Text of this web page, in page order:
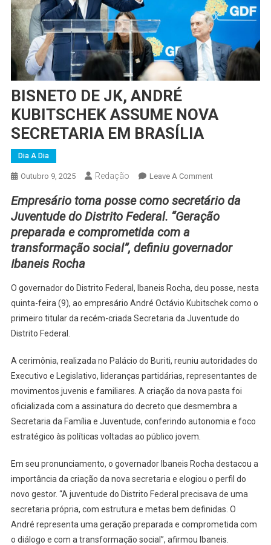
BISNETO DE JK, ANDRÉ
KUBITSCHEK ASSUME NOVA
SECRETARIA EM BRASÍLIA
Dia A Dia
Outubro 9, 2025 Redação Leave A CommentOn
DE
JK,
KUBITSCHEK
SECRETARIA
EM
BRASÍLIA
Empresário toma posse como secretário da
Juventude do Distrito Federal. “Geração
preparada e comprometida com a
transformação social”, definiu governador
Ibaneis Rocha
O governador do Distrito Federal, Ibaneis Rocha, deu posse, nesta
quinta-feira (9), ao empresário André Octávio Kubitschek como o
primeiro titular da recém-criada Secretaria da Juventude do
Distrito Federal.
A cerimônia, realizada no Palácio do Buriti, reuniu autoridades do
Executivo e Legislativo, lideranças partidárias, representantes de
movimentos juvenis e familiares. A criação da nova pasta foi
oficializada com a assinatura do decreto que desmembra a
Secretaria da Família e Juventude, conferindo autonomia e foco
estratégico às políticas voltadas ao público jovem.
Em seu pronunciamento, o governador Ibaneis Rocha destacou a
importância da criação da nova secretaria e elogiou o perfil do
novo gestor. “A juventude do Distrito Federal precisava de uma
secretaria própria, com estrutura e metas bem definidas. O
André representa uma geração preparada e comprometida com
o diálogo e com a transformação social”, afirmou Ibaneis.